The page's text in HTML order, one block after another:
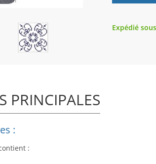
Expédié
PRINCIPALES
:
: